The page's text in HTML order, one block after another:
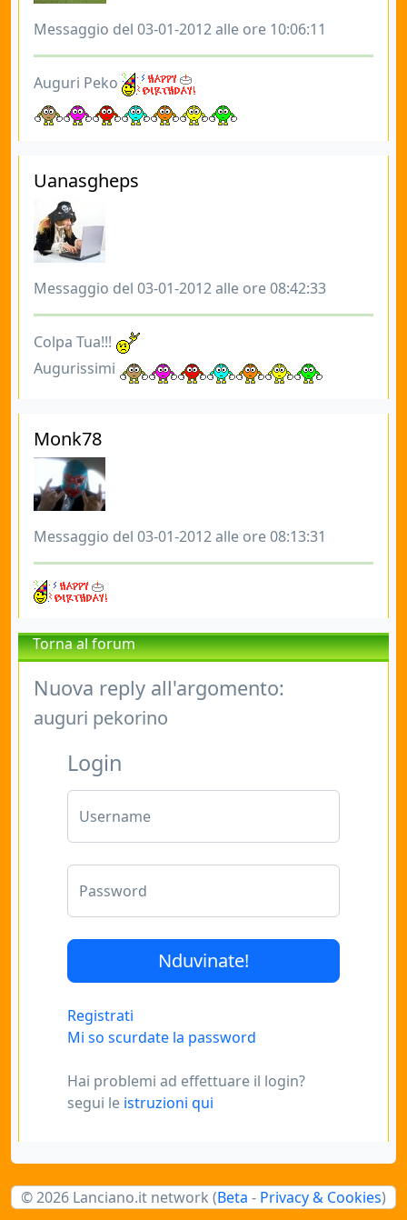
Messaggio del 03-01-2012 alle ore 10:06:11
Auguri Peko
Uanasgheps
Messaggio del 03-01-2012 alle ore 08:42:33
Colpa Tua!!!
Augurissimi
Monk78
Messaggio del 03-01-2012 alle ore 08:13:31
Torna al forum
Nuova reply all'argomento:
auguri pekorino
Login
Username
Password
Registrati
Mi so scurdate la password
Hai problemi ad effettuare il login?
segui le istruzioni qui
© 2026 Lanciano.it network (Beta - Privacy & Cookies)